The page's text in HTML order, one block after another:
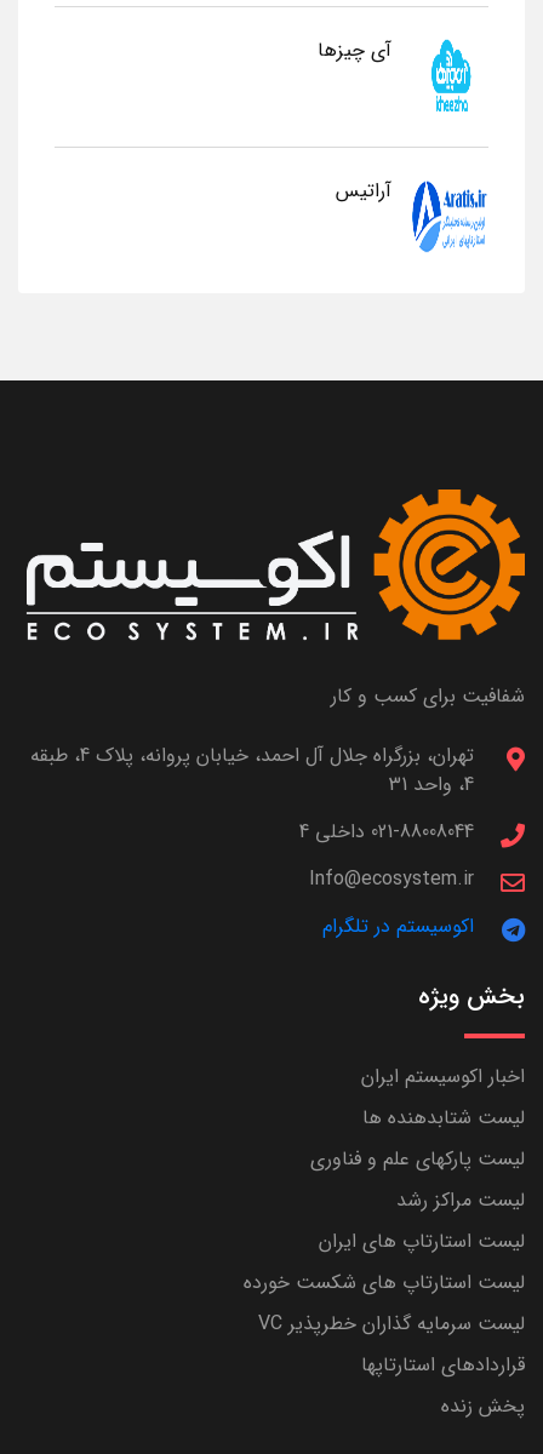
آی چیزها
آراتیس
شفافیت برای کسب و کار
تهران، بزرگراه جلال آل احمد، خیابان پروانه، پلاک 4، طبقه
4، واحد 31
021-88008044 داخلی 4
Info@ecosystem.ir
اکوسیستم در تلگرام
بخش ویژه
اخبار اکوسیستم ایران
لیست شتابدهنده ها
لیست پارکهای علم و فناوری
لیست مراکز رشد
لیست استارتاپ های ایران
لیست استارتاپ های شکست خورده
لیست سرمایه گذاران خطرپذیر VC
قراردادهای استارتاپها
پخش زنده